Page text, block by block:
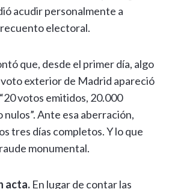
acudir personalmente a
electoral.
que, desde el primer día, algo
voto exterior de Madrid apareció
votos emitidos, 20.000
Ante esa aberración,
tres días completos. Y lo que
monumental.
acta. En lugar de contar las